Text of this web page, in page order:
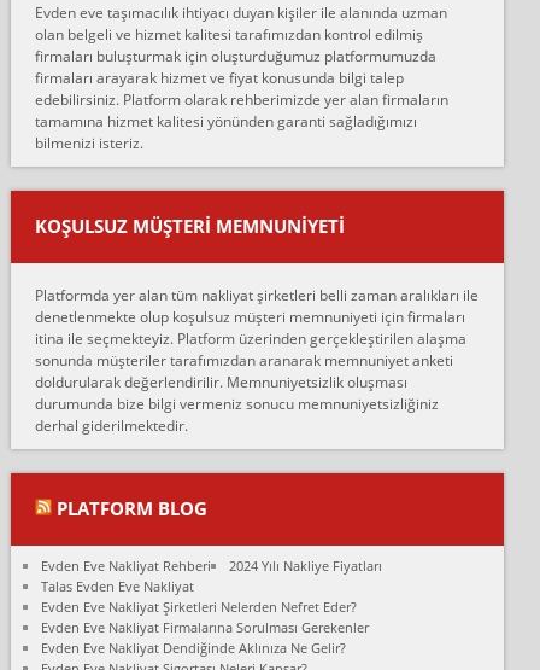
çalıştıklarını, müş...
Ahmet:
Lüleburgaz güngünes evden eve naklyat eşyalarımı taşımak için
anlaştık sabah eve geldiklerinde de eşyalarımı düzgün şekilde
sarcaz demelerine r...
mehmet güldü:
Ankara ALİCANLAR NAKLİYAT Tutarsız ve ticari ahlak problemleri
var verdikleri fiyat teklifini arttırdılar. Sonrasında taşıma gününde
oldukça tutarsı...
Ankara Alicanlar naklyat tel 5465524025. 2600 TL'ye ankaradan
Konya ya Alicanlar naklyat la anlaştık bu şahıs evin taşınacağı gün
fiyatın mazoto gele...
Fatih kokmese:
Diyarbakır dan eşyamı getirtmek için anlaştım sözleşme yaptım.
Son anda fiyat artırdılar.. mecburiyetten tasittim.. bu kişiler ağrılı
Ali:
olduk. Asansörlü dediler sonra uraya asansör kurulmaz dediler
fark istediler. ortada asa...
Nimet:
Ben 2021 Ağustos ilk haftası Evimi taşıdım yani İstanbul'un bir
Mahallesi'nden bir başka Mahallesi'ne yani Ümraniye bölgesinde
Evden eve taşımacılık ihtiyacı duyan kişiler ile alanında uzman
olan belgeli ve hizmet kalitesi tarafımızdan kontrol edilmiş
firmaları buluşturmak için oluşturduğumuz platformumuzda
firmaları arayarak hizmet ve fiyat konusunda bilgi talep
edebilirsiniz. Platform olarak rehberimizde yer alan firmaların
tamamına hizmet kalitesi yönünden garanti sağladığımızı
bilmenizi isteriz.
KOŞULSUZ MÜŞTERI MEMNUNIYETI
Platformda yer alan tüm nakliyat şirketleri belli zaman aralıkları ile
denetlenmekte olup koşulsuz müşteri memnuniyeti için firmaları
itina ile seçmekteyiz. Platform üzerinden gerçekleştirilen alaşma
sonunda müşteriler tarafımızdan aranarak memnuniyet anketi
doldurularak değerlendirilir. Memnuniyetsizlik oluşması
durumunda bize bilgi vermeniz sonucu memnuniyetsizliğiniz
derhal giderilmektedir.
PLATFORM BLOG
Evden Eve Nakliyat Rehberi
2024 Yılı Nakliye Fiyatları
Talas Evden Eve Nakliyat
Evden Eve Nakliyat Şirketleri Nelerden Nefret Eder?
Evden Eve Nakliyat Firmalarına Sorulması Gerekenler
Evden Eve Nakliyat Dendiğinde Aklınıza Ne Gelir?